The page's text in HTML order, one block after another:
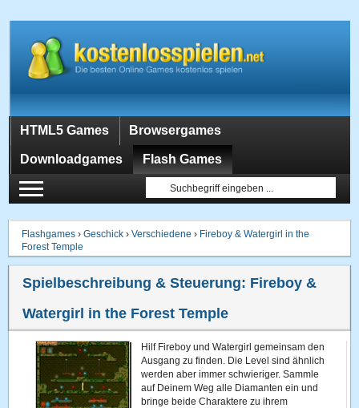
HTML5 Games Browsergames
Downloadgames Flash Games
Flashgames ›Geschick ›Verschiedene › Fireboy & Watergirl in the
Forest Temple
Spielbeschreibung & Steuerung: Fireboy &
Watergirl in the Forest Temple
Hilf Fireboy und Watergirl gemeinsam den
Ausgang zu finden. Die Level sind ähnlich
werden aber immer schwieriger. Sammle
auf Deinem Weg alle Diamanten ein und
bringe beide Charaktere zu ihrem